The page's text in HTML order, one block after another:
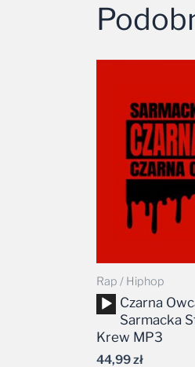
Rap / Hiphop
Odtwarzacz
plików
dźwiękowych
Czarna
Sarmacka
Krew MP3
44,99zł